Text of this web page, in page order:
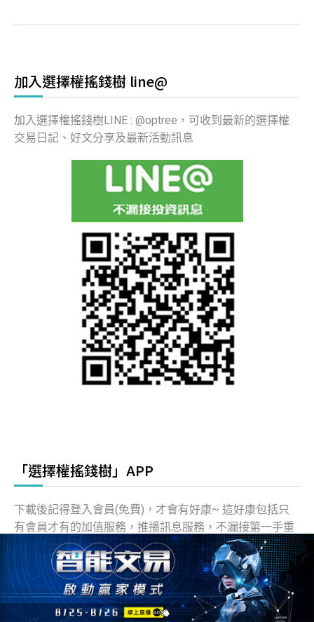
加入選擇權搖錢樹 line@
加入選擇權搖錢樹LINE : @optree，可收到最新的選擇權
交易日記、好文分享及最新活動訊息
「選擇權搖錢樹」APP
下載後記得登入會員(免費)，才會有好康~ 這好康包括只
有會員才有的加值服務，推播訊息服務，不漏接第一手重
要資訊。